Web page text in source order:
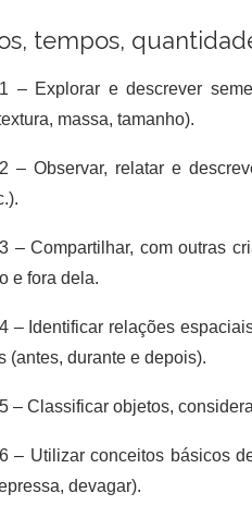
tempos,
– Explorar e descrever
massa, tamanho).
–Observar, relatar e
–Compartilhar, com outras
e fora dela.
– Identificar relações
(antes, durante e depois).
– Classificar objetos,
– Utilizar conceitos básicos
devagar).